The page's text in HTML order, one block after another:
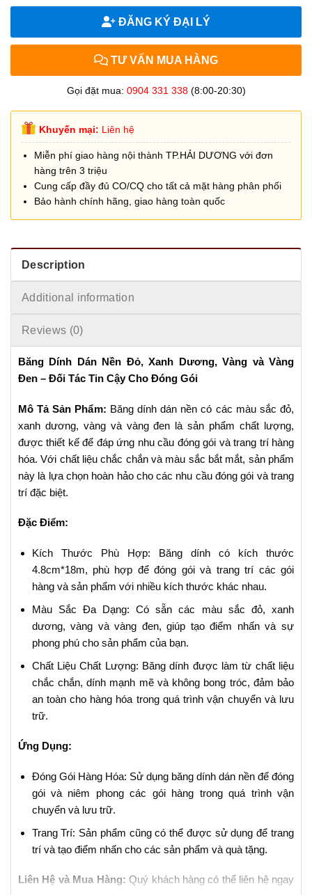
ĐĂNG KÝ ĐẠI LÝ
TƯ VẤN MUA HÀNG
Gọi đặt mua: 0904 331 338(8:00-20:30)
Khuyến mại: Liên hệ
Miễn phí giao hàng nội thành TP.HẢI DƯƠNG với đơn
hàng trên 3 triệu
Cung cấp đầy đủ CO/CQ cho tất cả mặt hàng phân phối
Bảo hành chính hãng, giao hàng toàn quốc
Description
Additional information
Reviews (0)
Băng Dính Dán Nền Đỏ, Xanh Dương, Vàng và Vàng
Đen – Đối Tác Tin Cậy Cho Đóng Gói
Mô Tả Sản Phẩm: Băng dính dán nền có các màu sắc đỏ,
xanh dương, vàng và vàng đen là sản phẩm chất lượng,
được thiết kế để đáp ứng nhu cầu đóng gói và trang trí hàng
hóa. Với chất liệu chắc chắn và màu sắc bắt mắt, sản phẩm
này là lựa chọn hoàn hảo cho các nhu cầu đóng gói và trang
trí đặc biệt.
Đặc Điểm:
Kích Thước Phù Hợp: Băng dính có kích thước
4.8cm*18m, phù hợp để đóng gói và trang trí các gói
hàng và sản phẩm với nhiều kích thước khác nhau.
Màu Sắc Đa Dạng: Có sẵn các màu sắc đỏ, xanh
dương, vàng và vàng đen, giúp tạo điểm nhấn và sự
phong phú cho sản phẩm của bạn.
Chất Liệu Chất Lượng: Băng dính được làm từ chất liệu
chắc chắn, dính mạnh mẽ và không bong tróc, đảm bảo
an toàn cho hàng hóa trong quá trình vận chuyển và lưu
trữ.
Ứng Dụng:
Đóng Gói Hàng Hóa: Sử dụng băng dính dán nền để đóng
gói và niêm phong các gói hàng trong quá trình vận
chuyển và lưu trữ.
Trang Trí: Sản phẩm cũng có thể được sử dụng để trang
trí và tạo điểm nhấn cho các sản phẩm và quà tặng.
Liên Hệ và Mua Hàng: Quý khách hàng có thể liên hệ ngay